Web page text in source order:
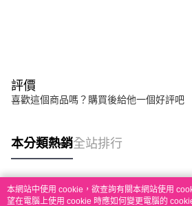
評價
喜歡這個商品嗎？購買後給他一個好評吧
本分類熱銷全站排行
熱門標籤
本網站中使用 cookie，欲查詢有關本網站使用
望在電腦上使用 cookie 時應如何變更電腦的